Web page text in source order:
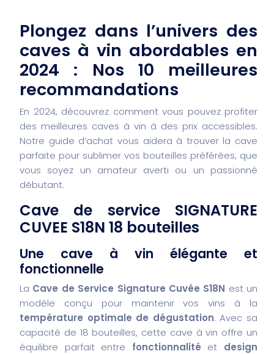
Plongez dans l’univers des
caves à vin abordables en
2024 : Nos 10 meilleures
recommandations
En 2024, découvrez comment vous pouvez profiter
des meilleures caves à vin à des prix accessibles.
Notre guide d’achat vous aidera à trouver la cave
parfaite pour sublimer vos bouteilles préférées, que
vous soyez un amateur averti ou un passionné
débutant.
Cave de service SIGNATURE
CUVEE S18N 18 bouteilles
Une cave à vin élégante et
fonctionnelle
La Cave de Service Signature Cuvée S18N est un
modèle conçu pour maintenir vos vins à la
température optimale de dégustation. Avec sa
capacité de 18 bouteilles, cette cave à vin offre un
équilibre parfait entre fonctionnalité et design